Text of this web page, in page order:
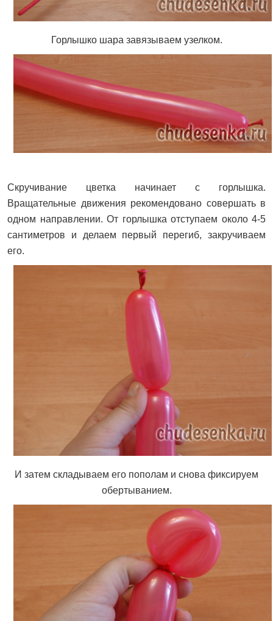
Горлышко шара завязываем узелком.
Скручивание цветка начинает с горлышка.
Вращательные движения рекомендовано совершать в
одном направлении. От горлышка отступаем около 4-5
сантиметров и делаем первый перегиб, закручиваем
его.
И затем складываем его пополам и снова фиксируем
обертыванием.